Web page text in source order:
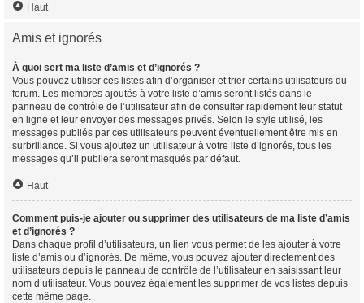
Haut
Amis et ignorés
À quoi sert ma liste d’amis et d’ignorés ?
Vous pouvez utiliser ces listes afin d’organiser et trier certains utilisateurs du
forum. Les membres ajoutés à votre liste d’amis seront listés dans le
panneau de contrôle de l’utilisateur afin de consulter rapidement leur statut
en ligne et leur envoyer des messages privés. Selon le style utilisé, les
messages publiés par ces utilisateurs peuvent éventuellement être mis en
surbrillance. Si vous ajoutez un utilisateur à votre liste d’ignorés, tous les
messages qu’il publiera seront masqués par défaut.
Haut
Comment puis-je ajouter ou supprimer des utilisateurs de ma liste d’amis
et d’ignorés ?
Dans chaque profil d’utilisateurs, un lien vous permet de les ajouter à votre
liste d’amis ou d’ignorés. De même, vous pouvez ajouter directement des
utilisateurs depuis le panneau de contrôle de l’utilisateur en saisissant leur
nom d’utilisateur. Vous pouvez également les supprimer de vos listes depuis
cette même page.